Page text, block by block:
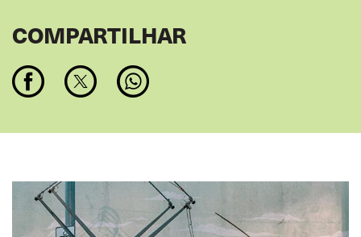
COMPARTILHAR